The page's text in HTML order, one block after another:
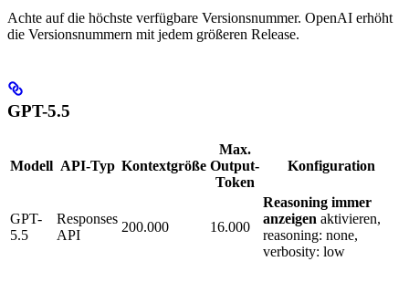
Achte auf die höchste verfügbare Versionsnummer. OpenAI erhöht
die Versionsnummern mit jedem größeren Release.
GPT-5.5
Modell API-Typ Kontextgröße
Max.
Output-
Token
Konfiguration
GPT-
5.5
Responses
API
200.000 16.000
Reasoning immer
anzeigen aktivieren,
reasoning: none,
verbosity: low